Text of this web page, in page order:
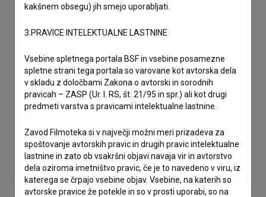
kakšnem obsegu) jih smejo uporabljati.
3.PRAVICE INTELEKTUALNE LASTNINE
Vsebine spletnega portala BSF in vsebine posamezne
spletne strani tega portala so varovane kot avtorska dela
v skladu z določbami Zakona o avtorski in sorodnih
pravicah – ZASP (Ur. l. RS, št. 21/95 in spr.) ali kot drugi
predmeti varstva s pravicami intelektualne lastnine.
Zavod Filmoteka si v največji možni meri prizadeva za
spoštovanje avtorskih pravic in drugih pravic intelektualne
lastnine in zato ob vsakršni objavi navaja vir in avtorstvo
dela oziroma imetništvo pravic, če je to navedeno v viru, iz
katerega se črpajo vsebine objav. Vsebine, na katerih so
avtorske pravice že potekle in so v prosti uporabi, so na